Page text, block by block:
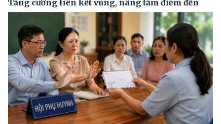
Tăng cường liên kết vùng, nâng tầm điểm đến